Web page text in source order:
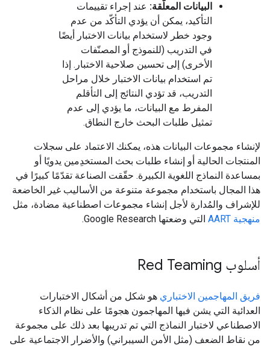
البيانات المعلّقة: عند إجراء تقييمات
التأكيد، يمكن أن يؤدي التأكّد من عدم
وجود خطر لاستخدام بيانات الاختبار أيضًا
في التدريب (للنموذج أو المصنّفات
الأخرى) إلى تحسين صلاحية الاختبار. إذا
تم استخدام بيانات الاختبار خلال مراحل
التدريب، قد تؤدي النتائج إلى التأقلم
المفرط مع البيانات، ما يؤدي إلى عدم
تمثيل طلبات البحث خارج النطاق.
لإنشاء مجموعات البيانات هذه، يمكنك الاعتماد على سجلات
المنتجات الحالية أو إنشاء طلبات بحث المستخدِمين يدويًا أو
بمساعدة النماذج اللغوية الكبيرة. حقّقت الصناعة تقدّمًا كبيرًا في
هذا المجال باستخدام مجموعة متنوعة من الأساليب غير الخاضعة
للإشراف والمُدارة لأجل إنشاء مجموعات اصطناعية مضادة، مثل
منهجية AART
التي وضعتها Google Research.
أسلوب Red Teaming
فريق المهاجمين الاختباري هو شكل من أشكال الاختبارات
العدائية التي يشن فيها المهاجمون هجومًا على نظام الذكاء
الاصطناعي لاختبار النماذج التي تم تدريبها بعد ذلك على مجموعة
من نقاط الضعف (مثل الأمن السيبراني) والأضرار الاجتماعية على